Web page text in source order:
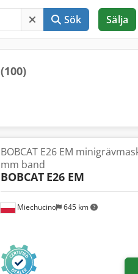
Sök Sälja
(100)
Miechucino 645 km
BOBCAT E26 EM
mm band
BOBCAT E26 EM